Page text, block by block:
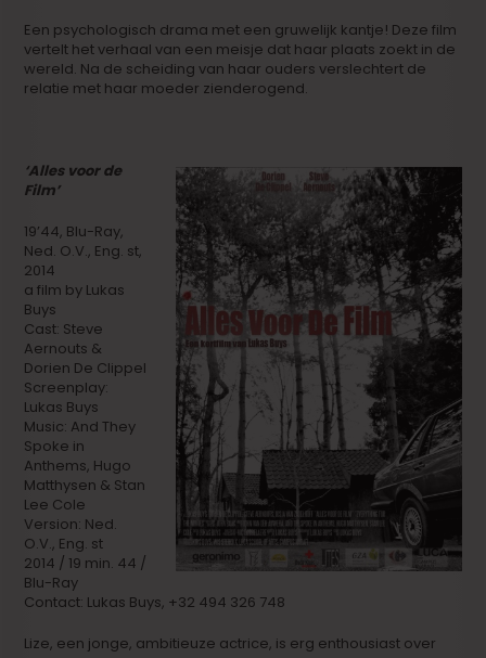
Een psychologisch drama met een gruwelijk kantje! Deze film
vertelt het verhaal van een meisje dat haar plaats zoekt in de
wereld. Na de scheiding van haar ouders verslechtert de
relatie met haar moeder zienderogend.
‘Alles voor de
Film’
19’44, Blu-Ray,
Ned. O.V., Eng. st,
2014
a film by Lukas
Buys
Cast: Steve
Aernouts &
Dorien De Clippel
Screenplay:
Lukas Buys
Music: And They
Spoke in
Anthems, Hugo
Matthysen & Stan
Lee Cole
Version: Ned.
O.V., Eng. st
2014 / 19 min. 44 /
Blu-Ray
Contact: Lukas Buys, +32 494 326 748
Lize, een jonge, ambitieuze actrice, is erg enthousiast over